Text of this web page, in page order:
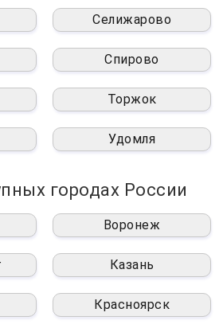
Селижарово
Спирово
Торжок
Удомля
городах России
Воронеж
Казань
Красноярск